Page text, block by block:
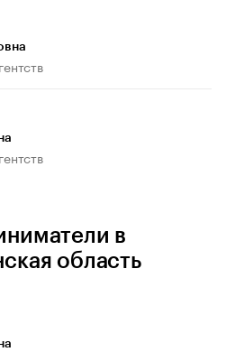
в
область